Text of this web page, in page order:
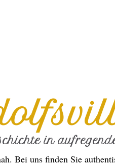
in
Bei uns finden Sie